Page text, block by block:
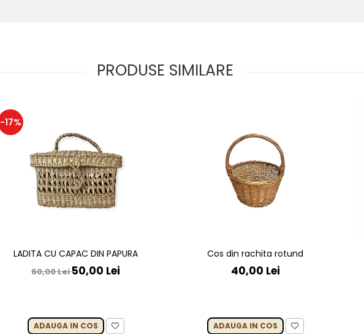
PRODUSE SIMILARE
-17%
LADITA CU CAPAC DIN PAPURA
60,00 Lei50,00 Lei
ADAUGA IN COS
Cos din rachita rotund
40,00 Lei
ADAUGA IN COS